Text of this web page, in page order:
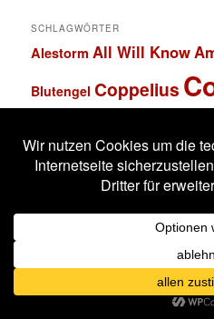
SCHLAGWÖRTER
Alestorm All Will Know
Blutengel Coppelius
Frankfurt Harakiri For The Sky
Hexentanz Festival
In Extremo Köln Leipzig
Lord Of The Lost
Mannheim
MS Connexion